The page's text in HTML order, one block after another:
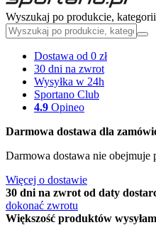
Wyszukaj po produkcie,
Dostawa od 0 zł
30 dni na zwrot
Wysyłka w 24h
Sportano Club
4.9 Opineo
Darmowa dostawa dla
Darmowa dostawa nie obejmuje
Więcej o dostawie
30 dni na zwrot od daty
dokonać zwrotu
Większość produktów